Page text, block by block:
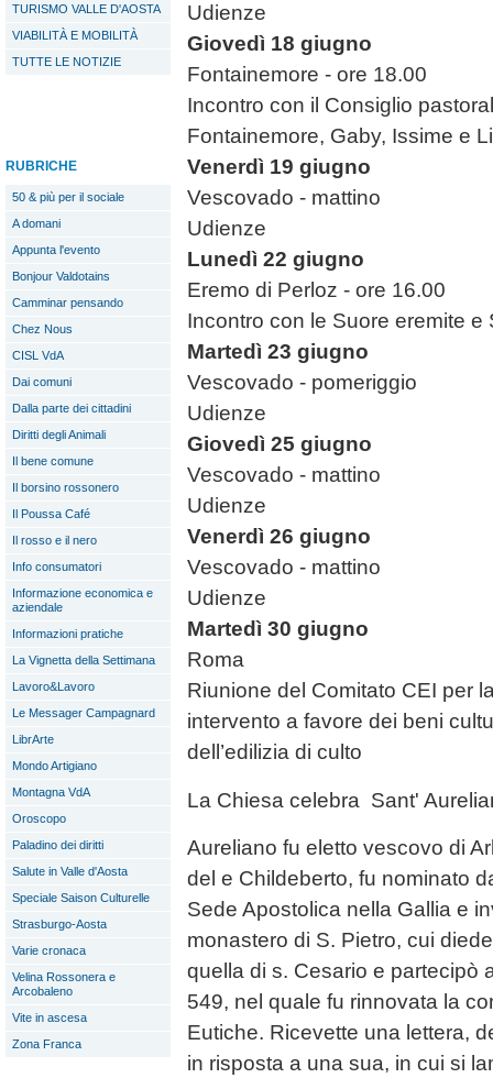
TURISMO VALLE D'AOSTA
VIABILITÀ E MOBILITÀ
TUTTE LE NOTIZIE
RUBRICHE
50 & più per il sociale
A domani
Appunta l'evento
Bonjour Valdotains
Camminar pensando
Chez Nous
CISL VdA
Dai comuni
Dalla parte dei cittadini
Diritti degli Animali
Il bene comune
Il borsino rossonero
Il Poussa Café
Il rosso e il nero
Info consumatori
Informazione economica e
aziendale
Informazioni pratiche
La Vignetta della Settimana
Lavoro&Lavoro
Le Messager Campagnard
LibrArte
Mondo Artigiano
Montagna VdA
Oroscopo
Paladino dei diritti
Salute in Valle d'Aosta
Speciale Saison Culturelle
Strasburgo-Aosta
Varie cronaca
Velina Rossonera e
Arcobaleno
Vite in ascesa
Zona Franca
Udienze
Giovedì 18 giugno
Fontainemore - ore 18.00
Incontro con il Consiglio
Fontainemore, Gaby, Issime e
Venerdì 19 giugno
Vescovado - mattino
Udienze
Lunedì 22 giugno
Eremo di Perloz - ore 16.00
Incontro con le Suore eremite e
Martedì 23 giugno
Vescovado - pomeriggio
Udienze
Giovedì 25 giugno
Vescovado - mattino
Udienze
Venerdì 26 giugno
Vescovado - mattino
Udienze
Martedì 30 giugno
Roma
Riunione del Comitato CEI per
intervento a favore dei beni
dell’edilizia di culto
La Chiesa celebra Sant'
Aureliano fu eletto vescovo di
del e Childeberto, fu nominato
Sede Apostolica nella Gallia e
monastero di S. Pietro, cui
quella di s. Cesario e partecipò
549, nel quale fu rinnovata la
Eutiche. Ricevette una lettera,
in risposta a una sua, in cui si